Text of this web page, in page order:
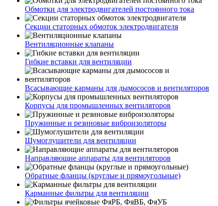
Обмотки для электродвигателей постоянного тока
Секции статорных обмоток электродвигателя
Вентиляционные клапаны
Гибкие вставки для вентиляции
Всасывающие карманы для дымососов и вентиляторов
Корпусы для промышленных вентиляторов
Пружинные и резиновые виброизоляторы
Шумоглушители для вентиляции
Направляющие аппараты для вентиляторов
Обратные фланцы (круглые и прямоугольные)
Карманные фильтры для вентиляции